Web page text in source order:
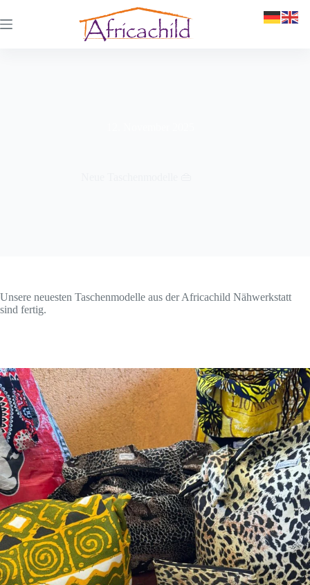
Unsere neuesten Taschenmodelle aus der Africachild Nähwerkstatt
sind fertig.